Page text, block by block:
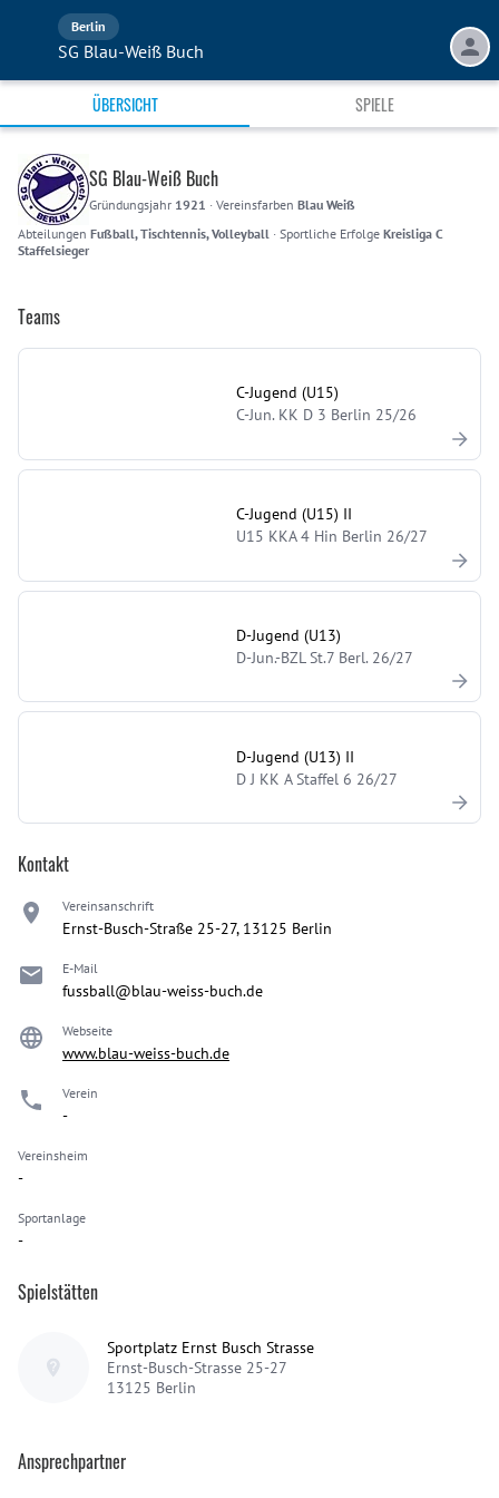
Berlin
SG Blau-Weiß Buch
ÜBERSICHT SPIELE
SG Blau-Weiß Buch
Gründungsjahr 1921 · Vereinsfarben Blau Weiß
Abteilungen Fußball, Tischtennis, Volleyball · Sportliche Erfolge Kreisliga C
Staffelsieger
Teams
C-Jugend (U15)
C-Jun. KK D 3 Berlin 25/26
C-Jugend (U15) II
U15 KKA 4 Hin Berlin 26/27
D-Jugend (U13)
D-Jun.-BZL St.7 Berl. 26/27
D-Jugend (U13) II
D J KK A Staffel 6 26/27
Kontakt
Vereinsanschrift
Ernst-Busch-Straße 25-27, 13125 Berlin
E-Mail
fussball@blau-weiss-buch.de
Webseite
www.blau-weiss-buch.de
Verein
-
Vereinsheim
-
Sportanlage
-
Spielstätten
Sportplatz Ernst Busch Strasse
Ernst-Busch-Strasse 25-27
13125 Berlin
Ansprechpartner